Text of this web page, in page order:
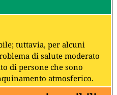
tuttavia, per alcuni
di salute moderato
di persone che sono
atmosferico.